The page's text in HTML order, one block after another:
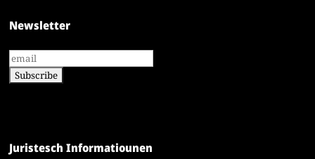
Newsletter
Juristesch Informatiounen